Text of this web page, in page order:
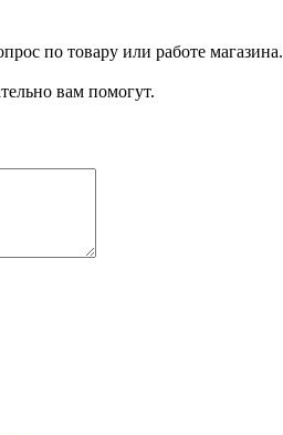
по товару или работе магазина.
вам помогут.